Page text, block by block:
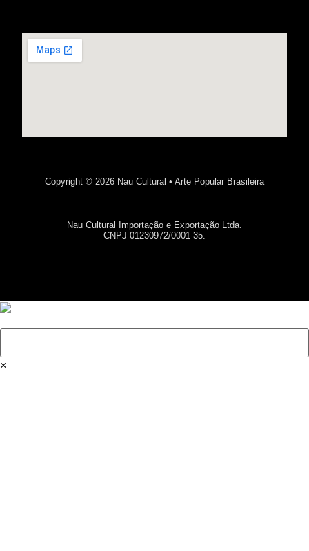
Copyright © 2026 Nau Cultural • Arte Popular Brasileira
Nau Cultural Importação e Exportação Ltda.
CNPJ 01230972/0001-35.
×